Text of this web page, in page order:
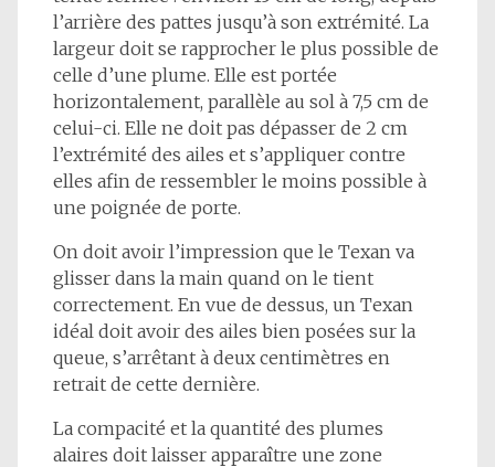
l’arrière des pattes jusqu’à son extrémité. La
largeur doit se rapprocher le plus possible de
celle d’une plume. Elle est portée
horizontalement, parallèle au sol à 7,5 cm de
celui-ci. Elle ne doit pas dépasser de 2 cm
l’extrémité des ailes et s’appliquer contre
elles afin de ressembler le moins possible à
une poignée de porte.
On doit avoir l’impression que le Texan va
glisser dans la main quand on le tient
correctement. En vue de dessus, un Texan
idéal doit avoir des ailes bien posées sur la
queue, s’arrêtant à deux centimètres en
retrait de cette dernière.
La compacité et la quantité des plumes
alaires doit laisser apparaître une zone